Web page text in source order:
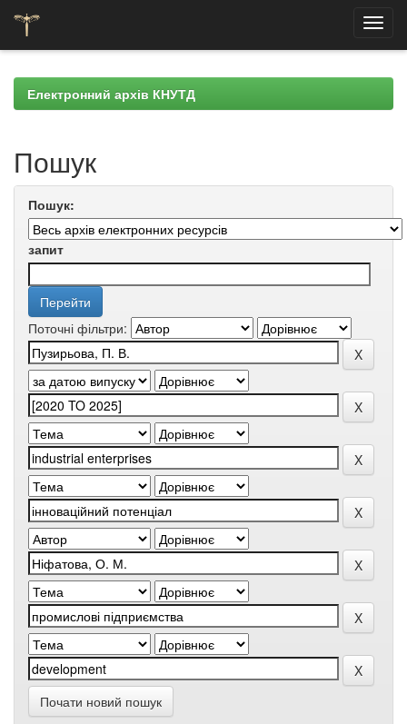
navigationЕлектронний архів КНУТД
Пошук
Пошук:
запит
Поточні фільтри:
Почати новий пошук